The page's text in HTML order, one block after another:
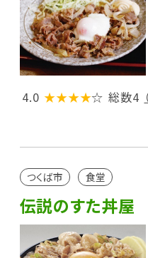
4.0 ★★★★☆ 総数4
つくば市 食堂
伝説のすた丼屋